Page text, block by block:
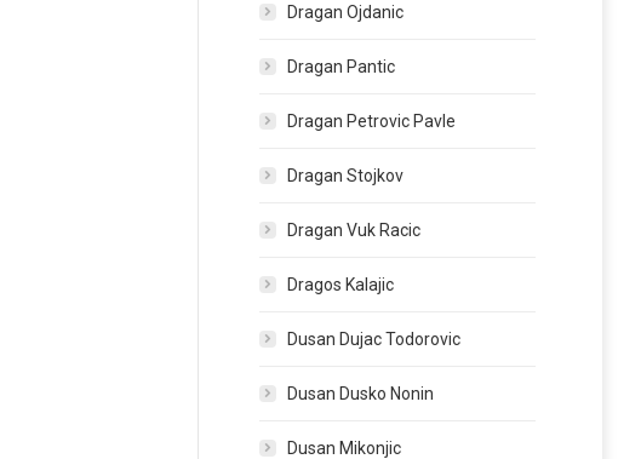
Dragan Ojdanic
Dragan Pantic
Dragan Petrovic Pavle
Dragan Stojkov
Dragan Vuk Racic
Dragos Kalajic
Dusan Dujac Todorovic
Dusan Dusko Nonin
Dusan Mikonjic